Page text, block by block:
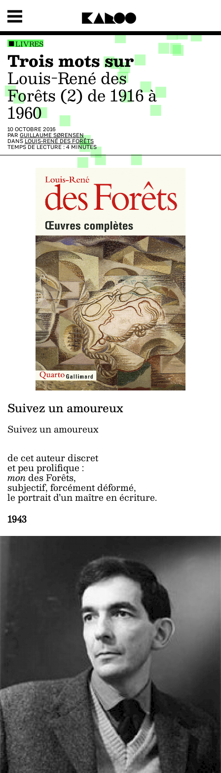
LIVRES
Trois mots sur
Louis-René des
Forêts (2) de 1916 à
1960
10 OCTOBRE 2016
PAR GUILLAUME SØRENSEN
DANS LOUIS-RENÉ DES FORÊTS
TEMPS DE LECTURE : 4 MINUTES
Suivez un amoureux
Suivez un amoureux
de cet auteur discret
et peu prolifique :
mondes Forêts,
subjectif, forcément déformé,
le portrait d’un maître en écriture.
1943